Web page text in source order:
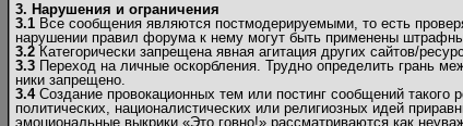
3. Нарушения и ограничения
3.1 Все сообщения являются постмодерируемыми, то есть
нарушении правил форума к нему могут быть применены
3.2 Категорически запрещена явная агитация других сайтов/
3.3 Переход на личные оскорбления. Трудно определить грань
ники запрещено.
3.4Создание провокационных тем или постинг сообщений
политических, националистических или религиозных идей
эмоциональные выкрики «Это говно!» рассматриваются как